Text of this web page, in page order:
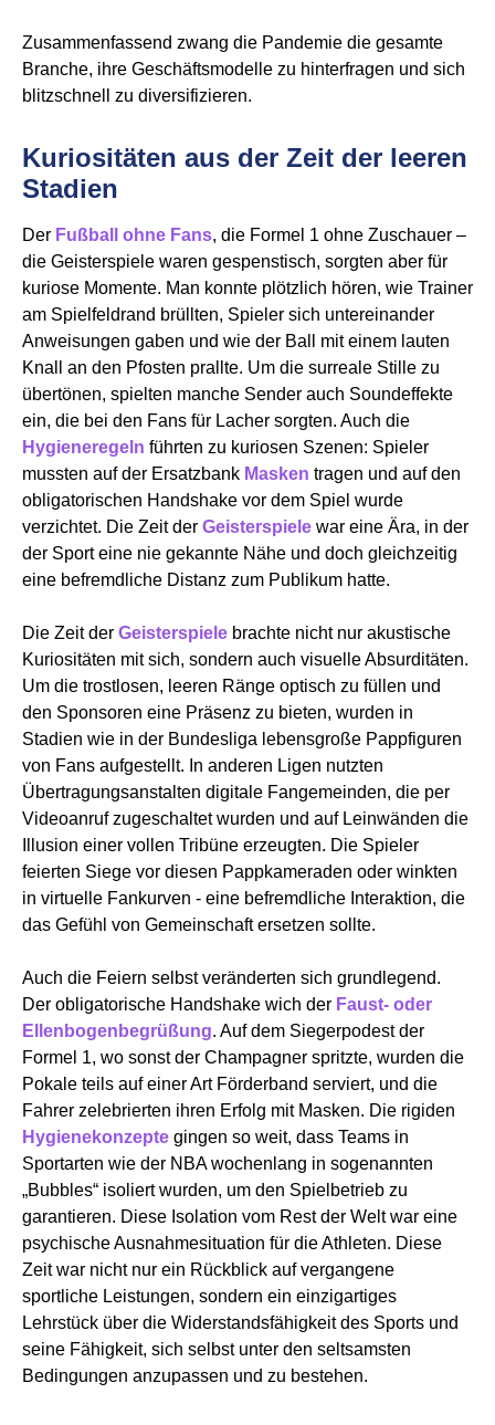
Zusammenfassend zwang die Pandemie die gesamte
Branche, ihre Geschäftsmodelle zu hinterfragen und sich
blitzschnell zu diversifizieren.
Kuriositäten aus der Zeit der leeren
Stadien
Der Fußball ohne Fans, die Formel 1 ohne Zuschauer –
die Geisterspiele waren gespenstisch, sorgten aber für
kuriose Momente. Man konnte plötzlich hören, wie Trainer
am Spielfeldrand brüllten, Spieler sich untereinander
Anweisungen gaben und wie der Ball mit einem lauten
Knall an den Pfosten prallte. Um die surreale Stille zu
übertönen, spielten manche Sender auch Soundeffekte
ein, die bei den Fans für Lacher sorgten. Auch die
Hygieneregeln führten zu kuriosen Szenen: Spieler
mussten auf der Ersatzbank Masken tragen und auf den
obligatorischen Handshake vor dem Spiel wurde
verzichtet. Die Zeit der Geisterspiele war eine Ära, in der
der Sport eine nie gekannte Nähe und doch gleichzeitig
eine befremdliche Distanz zum Publikum hatte.
Die Zeit der Geisterspiele brachte nicht nur akustische
Kuriositäten mit sich, sondern auch visuelle Absurditäten.
Um die trostlosen, leeren Ränge optisch zu füllen und
den Sponsoren eine Präsenz zu bieten, wurden in
Stadien wie in der Bundesliga lebensgroße Pappfiguren
von Fans aufgestellt. In anderen Ligen nutzten
Übertragungsanstalten digitale Fangemeinden, die per
Videoanruf zugeschaltet wurden und auf Leinwänden die
Illusion einer vollen Tribüne erzeugten. Die Spieler
feierten Siege vor diesen Pappkameraden oder winkten
in virtuelle Fankurven - eine befremdliche Interaktion, die
das Gefühl von Gemeinschaft ersetzen sollte.
Auch die Feiern selbst veränderten sich grundlegend.
Der obligatorische Handshake wich der Faust- oder
Ellenbogenbegrüßung. Auf dem Siegerpodest der
Formel 1, wo sonst der Champagner spritzte, wurden die
Pokale teils auf einer Art Förderband serviert, und die
Fahrer zelebrierten ihren Erfolg mit Masken. Die rigiden
Hygienekonzepte gingen so weit, dass Teams in
Sportarten wie der NBA wochenlang in sogenannten
„Bubbles“ isoliert wurden, um den Spielbetrieb zu
garantieren. Diese Isolation vom Rest der Welt war eine
psychische Ausnahmesituation für die Athleten. Diese
Zeit war nicht nur ein Rückblick auf vergangene
sportliche Leistungen, sondern ein einzigartiges
Lehrstück über die Widerstandsfähigkeit des Sports und
seine Fähigkeit, sich selbst unter den seltsamsten
Bedingungen anzupassen und zu bestehen.